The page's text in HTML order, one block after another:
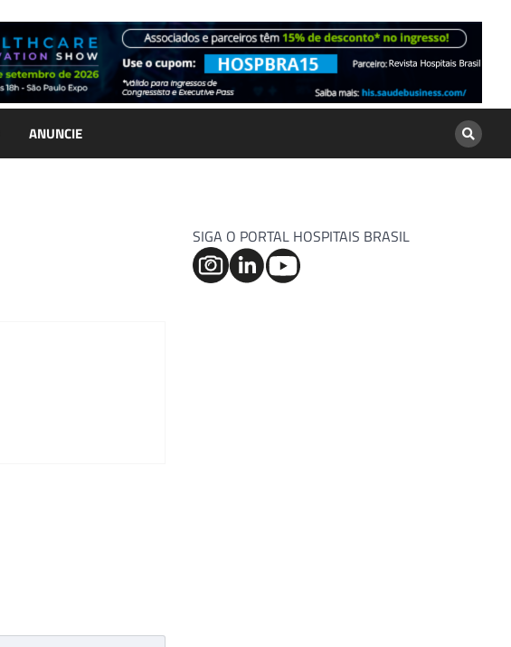
ANUNCIE
SIGA O PORTAL HOSPITAIS BRASIL